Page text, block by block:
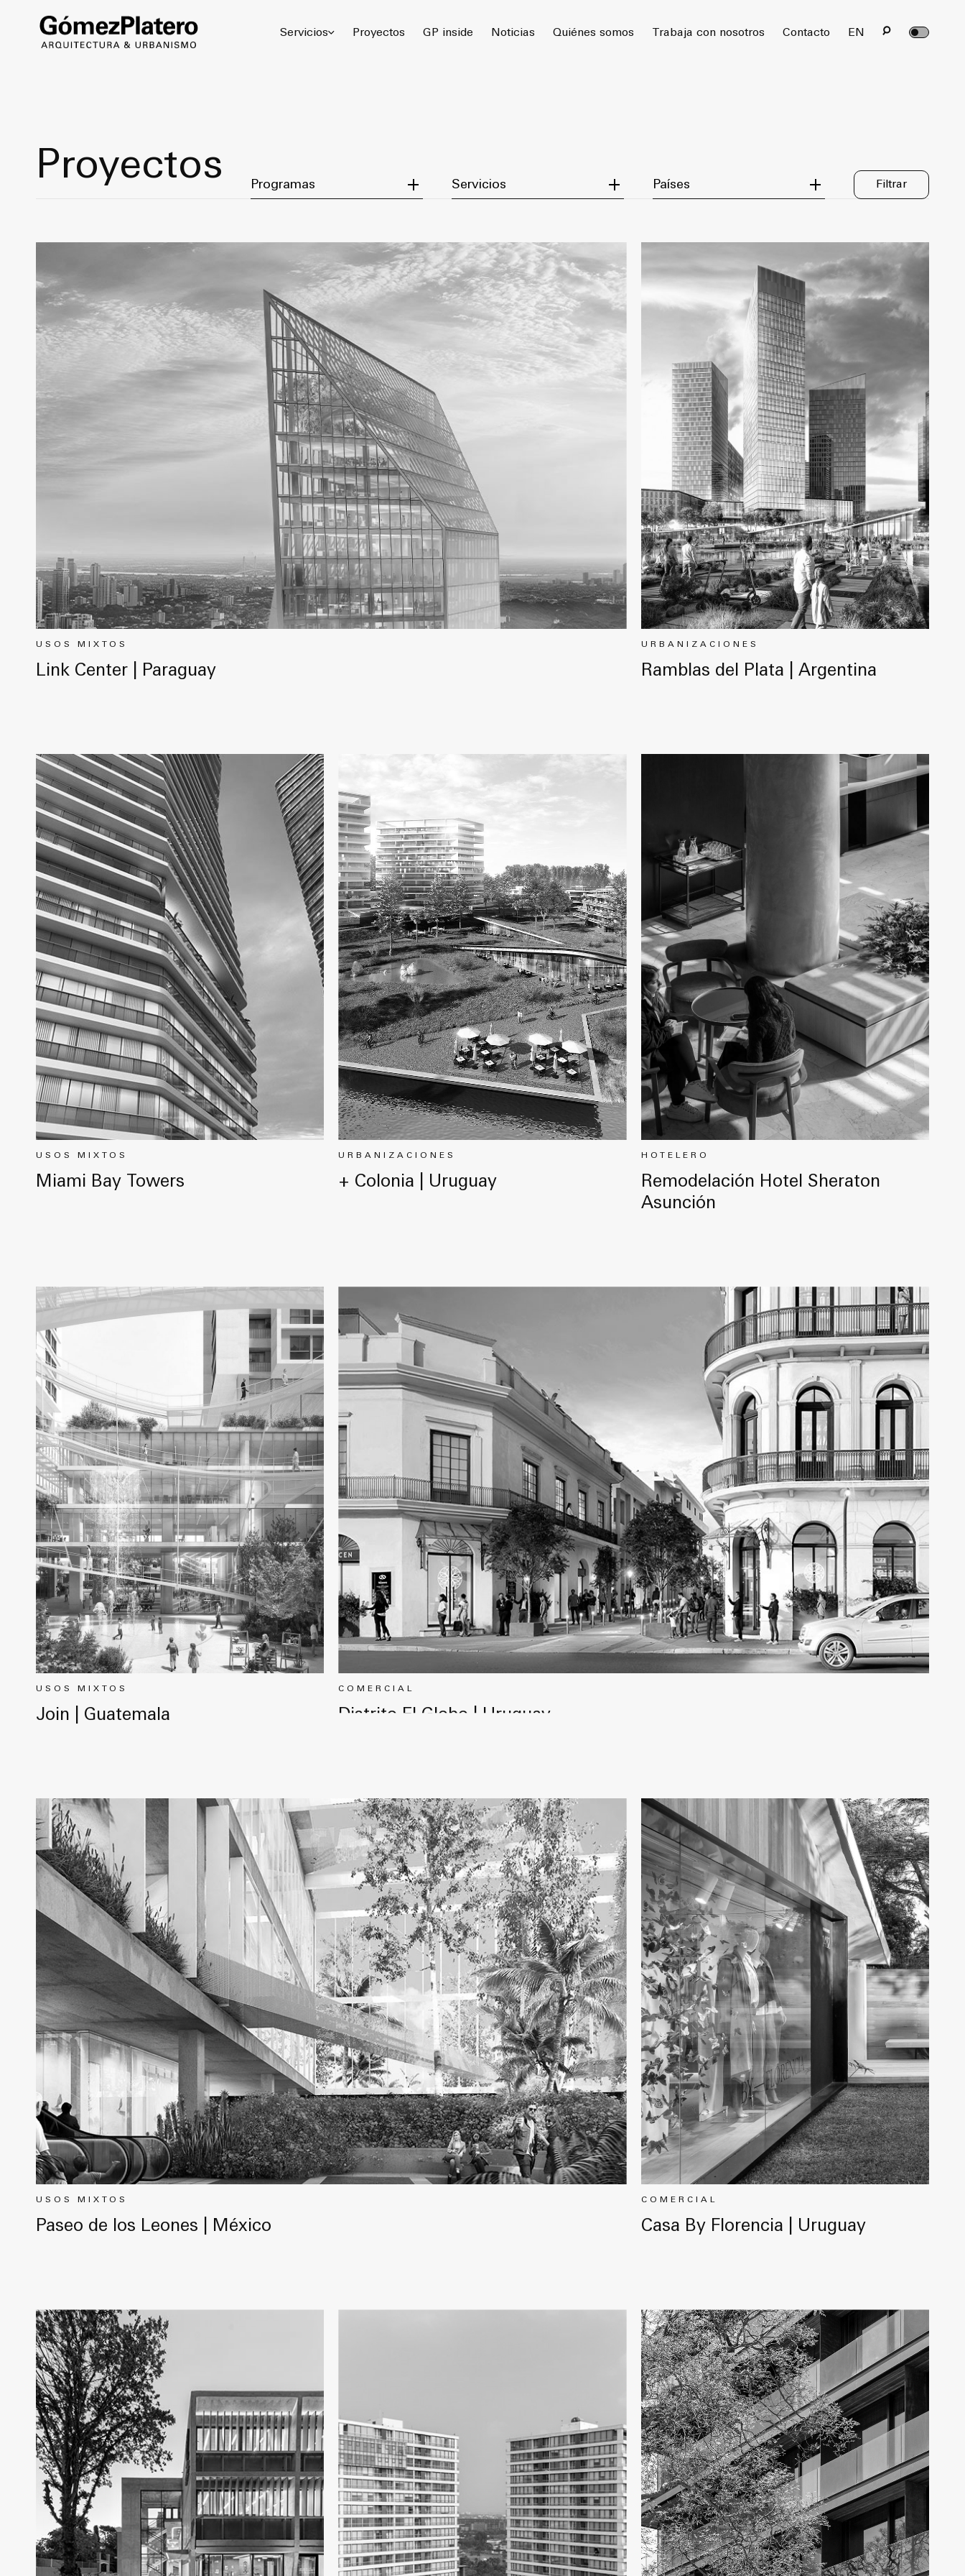
Servicios Proyectos GP inside Noticias Quiénes somos Trabaja con nosotros Contacto EN
Proyectos Programas Servicios Países Filtrar
USOS MIXTOS
Link Center | Paraguay
URBANIZACIONES
Ramblas del Plata | Argentina
USOS MIXTOS
Miami Bay Towers
URBANIZACIONES
+ Colonia | Uruguay
HOTELERO
Remodelación Hotel Sheraton
Asunción
USOS MIXTOS
Join | Guatemala
COMERCIAL
Distrito El Globo | Uruguay
USOS MIXTOS
Paseo de los Leones | México
COMERCIAL
Casa By Florencia | Uruguay